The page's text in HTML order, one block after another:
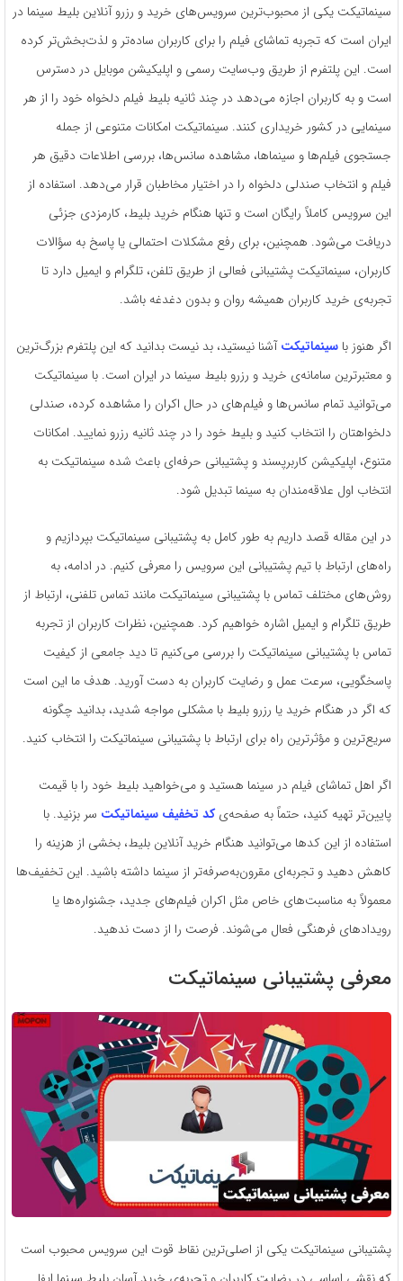
سینماتیکت یکی از محبوب‌ترین سرویس‌های خرید و رزرو آنلاین بلیط سینما در
ایران است که تجربه تماشای فیلم را برای کاربران ساده‌تر و لذت‌بخش‌تر کرده
است. این پلتفرم از طریق وب‌سایت رسمی و اپلیکیشن موبایل در دسترس
است و به کاربران اجازه می‌دهد در چند ثانیه بلیط فیلم دلخواه خود را از هر
سینمایی در کشور خریداری کنند. سینماتیکت امکانات متنوعی از جمله
جستجوی فیلم‌ها و سینماها، مشاهده سانس‌ها، بررسی اطلاعات دقیق هر
فیلم و انتخاب صندلی دلخواه را در اختیار مخاطبان قرار می‌دهد. استفاده از
این سرویس کاملاً رایگان است و تنها هنگام خرید بلیط، کارمزدی جزئی
دریافت می‌شود. همچنین، برای رفع مشکلات احتمالی یا پاسخ به سؤالات
کاربران، سینماتیکت پشتیبانی فعالی از طریق تلفن، تلگرام و ایمیل دارد تا
تجربه‌ی خرید کاربران همیشه روان و بدون دغدغه باشد.
اگر هنوز با سینماتیکتآشنا نیستید، بد نیست بدانید که این پلتفرم بزرگ‌ترین
و معتبرترین سامانه‌ی خرید و رزرو بلیط سینما در ایران است. با سینماتیکت
می‌توانید تمام سانس‌ها و فیلم‌های در حال اکران را مشاهده کرده، صندلی
دلخواهتان را انتخاب کنید و بلیط خود را در چند ثانیه رزرو نمایید. امکانات
متنوع، اپلیکیشن کاربرپسند و پشتیبانی حرفه‌ای باعث شده سینماتیکت به
انتخاب اول علاقه‌مندان به سینما تبدیل شود.
در این مقاله قصد داریم به طور کامل به پشتیبانی سینماتیکت بپردازیم و
راه‌های ارتباط با تیم پشتیبانی این سرویس را معرفی کنیم. در ادامه، به
روش‌های مختلف تماس با پشتیبانی سینماتیکت مانند تماس تلفنی، ارتباط از
طریق تلگرام و ایمیل اشاره خواهیم کرد. همچنین، نظرات کاربران از تجربه
تماس با پشتیبانی سینماتیکت را بررسی می‌کنیم تا دید جامعی از کیفیت
پاسخگویی، سرعت عمل و رضایت کاربران به دست آورید. هدف ما این است
که اگر در هنگام خرید یا رزرو بلیط با مشکلی مواجه شدید، بدانید چگونه
سریع‌ترین و مؤثرترین راه برای ارتباط با پشتیبانی سینماتیکت را انتخاب کنید.
اگر اهل تماشای فیلم در سینما هستید و می‌خواهید بلیط خود را با قیمت
پایین‌تر تهیه کنید، حتماً به صفحه‌یکد تخفیف سینماتیکت سر بزنید. با
استفاده از این کدها می‌توانید هنگام خرید آنلاین بلیط، بخشی از هزینه را
کاهش دهید و تجربه‌ای مقرون‌به‌صرفه‌تر از سینما داشته باشید. این تخفیف‌ها
معمولاً به مناسبت‌های خاص مثل اکران فیلم‌های جدید، جشنواره‌ها یا
رویدادهای فرهنگی فعال می‌شوند. فرصت را از دست ندهید.
معرفی پشتیبانی سینماتیکت
پشتیبانی سینماتیکت یکی از اصلی‌ترین نقاط قوت این سرویس محبوب است